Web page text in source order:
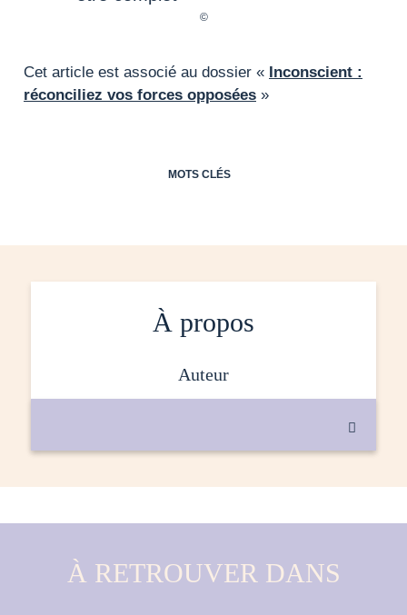
Cet article est associé au dossier « Inconscient :
réconciliez vos forces opposées »
MOTS CLÉS
À propos
auteur

À RETROUVER DANS